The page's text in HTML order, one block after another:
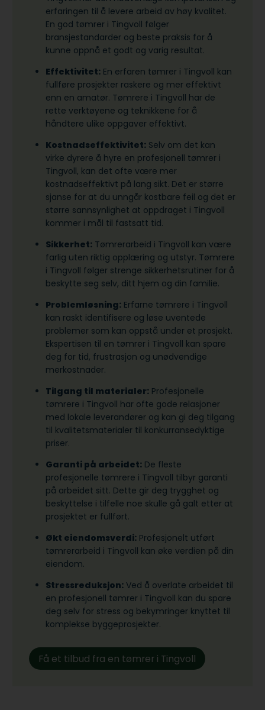
erfaringen til å levere arbeid av høy kvalitet.
En god tømrer i Tingvoll følger
bransjestandarder og beste praksis for å
kunne oppnå et godt og varig resultat.
Effektivitet: En erfaren tømrer i Tingvoll kan
fullføre prosjekter raskere og mer effektivt
enn en amatør. Tømrere i Tingvoll har de
rette verktøyene og teknikkene for å
håndtere ulike oppgaver effektivt.
Kostnadseffektivitet: Selv om det kan
virke dyrere å hyre en profesjonell tømrer i
Tingvoll, kan det ofte være mer
kostnadseffektivt på lang sikt. Det er større
sjanse for at du unngår kostbare feil og det er
større sannsynlighet at oppdraget i Tingvoll
kommer i mål til fastsatt tid.
Sikkerhet: Tømrerarbeid i Tingvoll kan være
farlig uten riktig opplæring og utstyr. Tømrere
i Tingvoll følger strenge sikkerhetsrutiner for å
beskytte seg selv, ditt hjem og din familie.
Problemløsning: Erfarne tømrere i Tingvoll
kan raskt identifisere og løse uventede
problemer som kan oppstå under et prosjekt.
Ekspertisen til en tømrer i Tingvoll kan spare
deg for tid, frustrasjon og unødvendige
merkostnader.
Tilgang til materialer: Profesjonelle
tømrere i Tingvoll har ofte gode relasjoner
med lokale leverandører og kan gi deg tilgang
til kvalitetsmaterialer til konkurransedyktige
priser.
Garanti på arbeidet: De fleste
profesjonelle tømrere i Tingvoll tilbyr garanti
på arbeidet sitt. Dette gir deg trygghet og
beskyttelse i tilfelle noe skulle gå galt etter at
prosjektet er fullført.
Økt eiendomsverdi: Profesjonelt utført
tømrerarbeid i Tingvoll kan øke verdien på din
eiendom.
Stressreduksjon: Ved å overlate arbeidet til
en profesjonell tømrer i Tingvoll kan du spare
deg selv for stress og bekymringer knyttet til
komplekse byggeprosjekter.
Få et tilbud fra en tømrer i Tingvoll